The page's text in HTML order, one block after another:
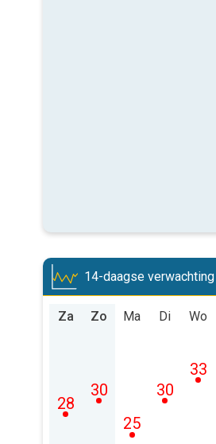
14-daagse verwachting
Za
28
Zo
30
Ma
25
Di
30
Wo
33